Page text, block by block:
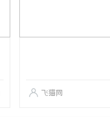
飞猫网